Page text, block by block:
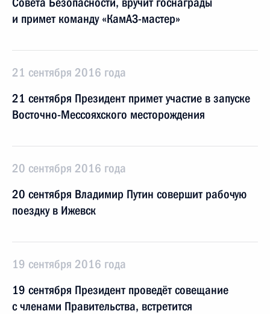
и примет команду «КамАЗ-мастер»
21 сентября 2016 года
21 сентября Президент примет участие в запуске
Восточно-Мессояхского месторождения
20 сентября 2016 года
20 сентября Владимир Путин совершит рабочую
поездку в Ижевск
19 сентября 2016 года
19 сентября Президент проведёт совещание
с членами Правительства, встретится